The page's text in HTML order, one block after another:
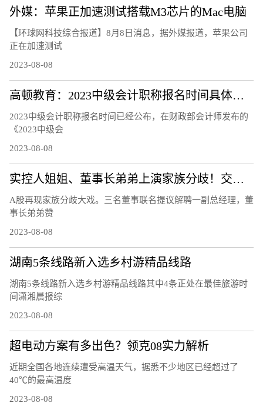
外媒：苹果正加速测试搭载M3芯片的Mac电脑
【环球网科技综合报道】8月8日消息，据外媒报道，苹果公司
正在加速测试
2023-08-08
高顿教育：2023中级会计职称报名时间具体安排
2023中级会计职称报名时间已经公布，在财政部会计师发布的
《2023中级会
2023-08-08
实控人姐姐、董事长弟弟上演家族分歧！交易所连夜发函、股价开盘跌12％
A股再现家族分歧大戏。三名董事联名提议解聘一副总经理，董
事长弟弟赞
2023-08-08
湖南5条线路新入选乡村游精品线路
湖南5条线路新入选乡村游精品线路其中4条正处在最佳旅游时
间潇湘晨报综
2023-08-08
超电动方案有多出色？领克08实力解析
近期全国各地连续遭受高温天气，据悉不少地区已经超过了
40℃的最高温度
2023-08-08